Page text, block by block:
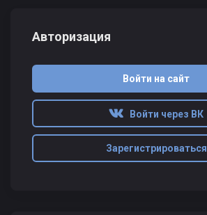
Авторизация
Войти на сайт
Войти через ВК
Зарегистрироваться